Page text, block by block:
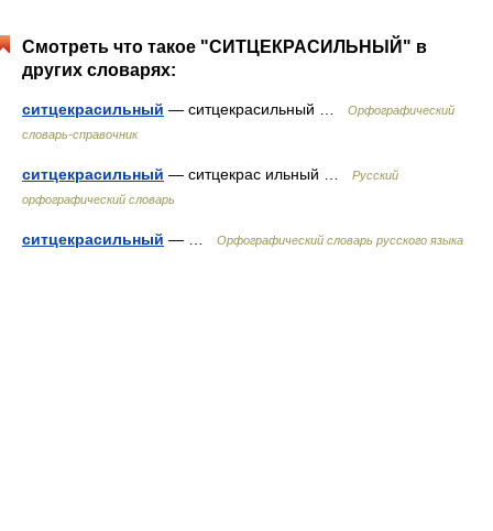
Смотреть что такое "СИТЦЕКРАСИЛЬНЫЙ" в
других словарях:
ситцекрасильный — ситцекрасильный …
Орфографический
словарь-справочник
ситцекрасильный — ситцекрас ильный …
Русский
орфографический словарь
ситцекрасильный — … Орфографический словарь русского языка